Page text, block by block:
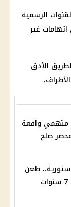
الرسمية
غير
الأدق
متهمي واقعة
صلح
طعن